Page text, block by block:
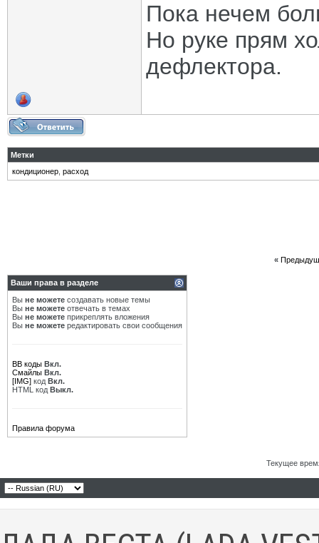
Пока нечем
Но руке прям
дефлектора.
Метки
кондиционер расход
«
Ваши права в разделе
Вы не можете создавать новые темы
Вы не можете отвечать в темах
Вы не можете прикреплять вложения
Вы не можете редактировать свои сообщения
BB коды Вкл.
Смайлы Вкл.
[IMG] код Вкл.
HTML код Выкл.
Правила форума
Текущее